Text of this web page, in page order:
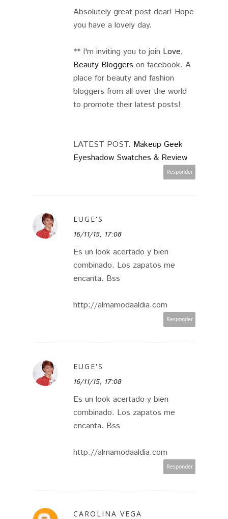
Absolutely great post dear! Hope
you have a lovely day.
** I'm inviting you to join Love,
Beauty Bloggers on facebook. A
place for beauty and fashion
bloggers from all over the world
to promote their latest posts!
LATEST POST: Makeup Geek
Eyeshadow Swatches & Review
Responder
EUGE'S
16/11/15, 17:08
Es un look acertado y bien
combinado. Los zapatos me
encanta. Bss
http://almamodaaldia.com
Responder
EUGE'S
16/11/15, 17:08
Es un look acertado y bien
combinado. Los zapatos me
encanta. Bss
http://almamodaaldia.com
Responder
CAROLINA VEGA